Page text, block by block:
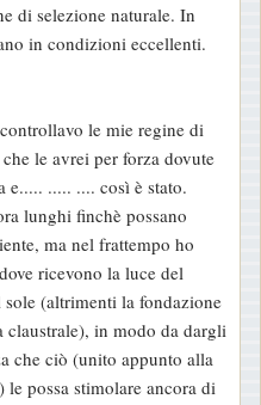
di selezione naturale. In
in condizioni eccellenti.
le mie regine di
le avrei per forza dovute
e..... ..... .... così è stato.
lunghi finchè possano
ma nel frattempo ho
ricevono la luce del
(altrimenti la fondazione
claustrale), in modo da dargli
che ciò (unito appunto alla
possa stimolare ancora di